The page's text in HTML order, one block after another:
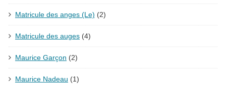
Matricule des anges (Le) (2)
Matricule des auges (4)
Maurice Garçon (2)
Maurice Nadeau (1)